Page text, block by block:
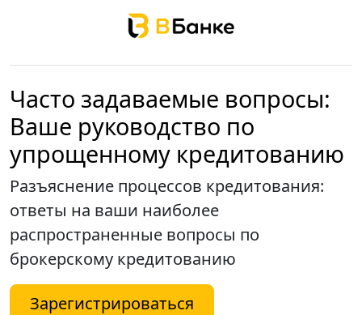
Часто задаваемые вопросы:
Ваше руководство по
упрощенному кредитованию
Разъяснение процессов кредитования:
ответы на ваши наиболее
распространенные вопросы по
брокерскому кредитованию
Зарегистрироваться